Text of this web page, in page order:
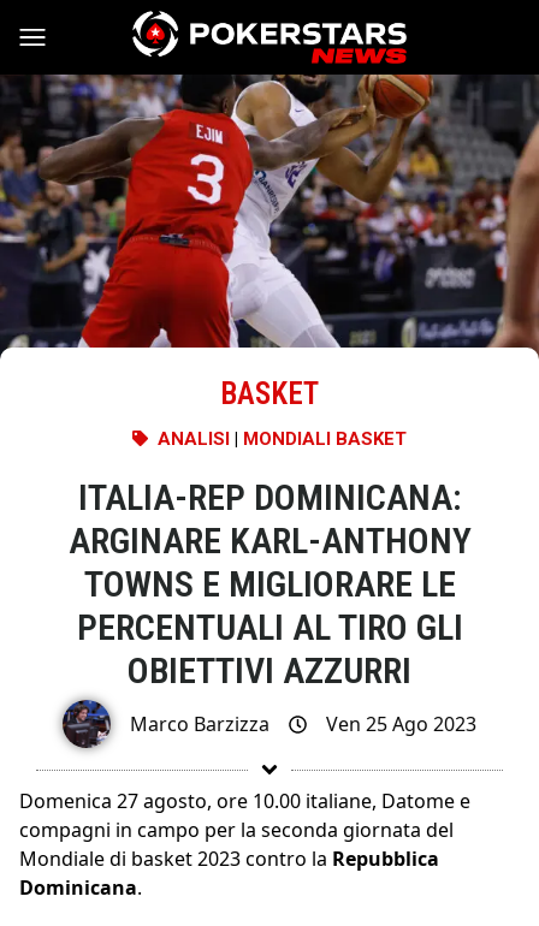
Vai al contenuto
BASKET
ANALISI | MONDIALI BASKET
ITALIA-REP DOMINICANA:
ARGINARE KARL-ANTHONY
TOWNS E MIGLIORARE LE
PERCENTUALI AL TIRO GLI
OBIETTIVI AZZURRI
Marco Barzizza Ven 25 Ago 2023
Domenica 27 agosto, ore 10.00 italiane, Datome e
compagni in campo per la seconda giornata del
Mondiale di basket 2023 contro la Repubblica
Dominicana.